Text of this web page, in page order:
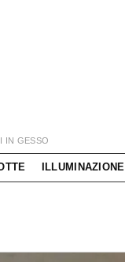
IN GESSO
ILLUMINAZIONE